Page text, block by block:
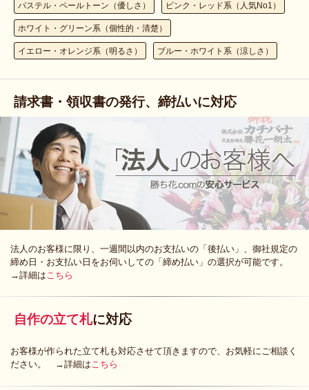
パステル・ペールトーン（優しさ） ピンク・レッド系（人気No1）
ホワイト・グリーン系（個性的・清楚）
イエロー・オレンジ系（明るさ） ブルー・ホワイト系（涼しさ）
請求書・領収書の発行、締払いに対応
法人のお客様に限り、一週間以内のお支払いの「後払い」、御社規定の
締め日・お支払い日をお伺いしての「締め払い」の選択が可能です。
→詳細は こちら
自作の立て札に対応
お客様が作られた立て札も対応させて頂きますので、お気軽にご相談く
ださい。 →詳細はこちら